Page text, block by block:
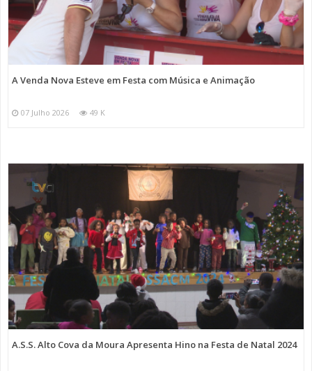
A Venda Nova Esteve em Festa com Música e Animação
07 Julho 2026 49 K
A.S.S. Alto Cova da Moura Apresenta Hino na Festa de Natal 2024